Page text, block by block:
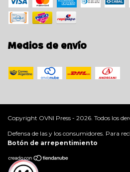
Medios de envío
Copyright OVNI Press - 2026. Todos los
Defensa de las y los consumidores. Para
Botón de arrepentimiento